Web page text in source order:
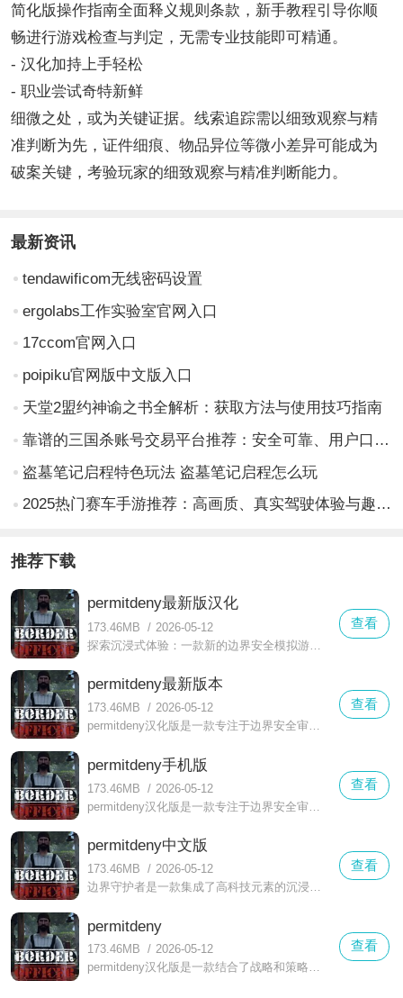
简化版操作指南全面释义规则条款，新手教程引导你顺
畅进行游戏检查与判定，无需专业技能即可精通。
- 汉化加持上手轻松
- 职业尝试奇特新鲜
细微之处，或为关键证据。线索追踪需以细致观察与精
准判断为先，证件细痕、物品异位等微小差异可能成为
破案关键，考验玩家的细致观察与精准判断能力。
最新资讯
tendawificom无线密码设置
ergolabs工作实验室官网入口
17ccom官网入口
poipiku官网版中文版入口
天堂2盟约神谕之书全解析：获取方法与使用技巧指南
靠谱的三国杀账号交易平台推荐：安全可靠、用户口碑好的交易网站分享
盗墓笔记启程特色玩法 盗墓笔记启程怎么玩
2025热门赛车手游推荐：高画质、真实驾驶体验与趣味玩法的手机赛车游戏下载指南
推荐下载
permitdeny最新版汉化
173.46MB / 2026-05-12
查看
permitdeny最新版本
173.46MB / 2026-05-12
permitdeny汉化版是一款专注于边界安全审查策略的游戏，其中的主角是专业的边境检查官。玩家需要通过精确细致地审核入境人员的证件、车辆及其携带的物品的安全性，
查看
permitdeny手机版
173.46MB / 2026-05-12
查看
permitdeny中文版
173.46MB / 2026-05-12
边界守护者是一款集成了高科技元素的沉浸式游戏体验，玩家将化身为专业边境检查员，执行查验旅客证件、车辆资质及随身物品的安全性任务
查看
permitdeny
173.46MB / 2026-05-12
查看